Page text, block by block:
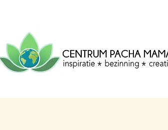
CENTRUM
PACHA
MAMA Centrum voor inspiratie, bezinning &
creatie.